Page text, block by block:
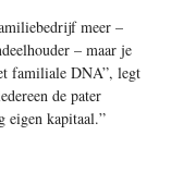
meer –
– maar je
familiale DNA”, legt
de pater
eigen kapitaal.”